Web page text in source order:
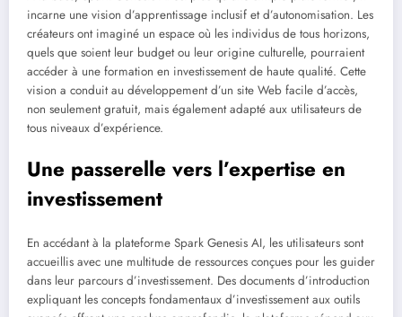
incarne une vision d’apprentissage inclusif et d’autonomisation. Les
créateurs ont imaginé un espace où les individus de tous horizons,
quels que soient leur budget ou leur origine culturelle, pourraient
accéder à une formation en investissement de haute qualité. Cette
vision a conduit au développement d’un site Web facile d’accès,
non seulement gratuit, mais également adapté aux utilisateurs de
tous niveaux d’expérience.
Une passerelle vers l’expertise en
investissement
En accédant à la plateforme Spark Genesis AI, les utilisateurs sont
accueillis avec une multitude de ressources conçues pour les guider
dans leur parcours d’investissement. Des documents d’introduction
expliquant les concepts fondamentaux d’investissement aux outils